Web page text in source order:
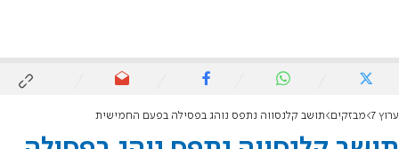
ערוץ 7 מבזקים תושב קלנסווה נתפס נוהג בפסילה בפעם החמישית